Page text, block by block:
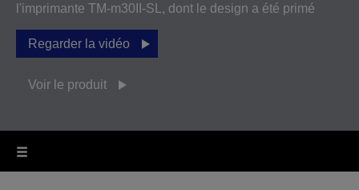
l'imprimante TM-m30II-SL, dont le design a été primé
Regarder la vidéo
Voir le produit